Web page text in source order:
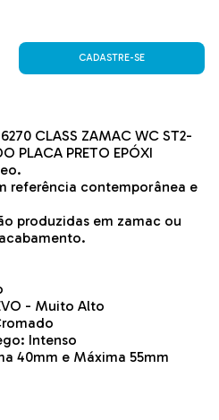
CADASTRE-SE
CLASS ZAMAC WC ST2-
PLACA PRETO EPÓXI
referência contemporânea e
produzidas em zamac ou
- Muito Alto
Intenso
40mm e Máxima 55mm